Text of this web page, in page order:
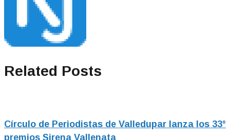
Related Posts
Círculo de Periodistas de Valledupar lanza los 33°
premios Sirena Vallenata